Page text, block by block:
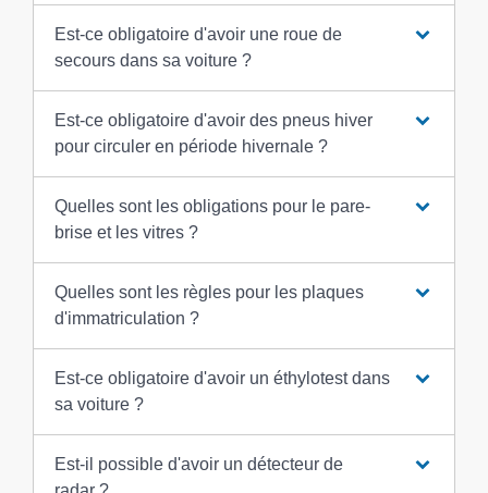
Est-ce obligatoire d'avoir une roue de
secours dans sa voiture ?
Est-ce obligatoire d'avoir des pneus hiver
pour circuler en période hivernale ?
Quelles sont les obligations pour le pare-
brise et les vitres ?
Quelles sont les règles pour les plaques
d'immatriculation ?
Est-ce obligatoire d'avoir un éthylotest dans
sa voiture ?
Est-il possible d'avoir un détecteur de